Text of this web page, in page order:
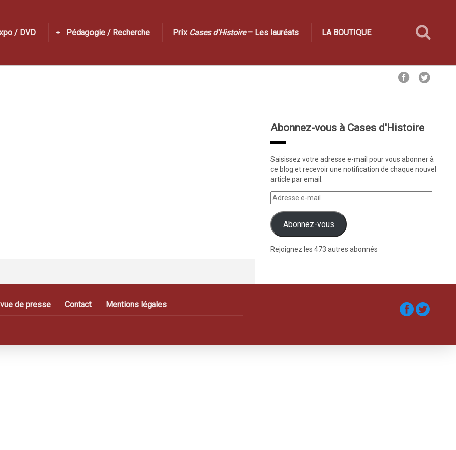
/ DVD Pédagogie / Recherche Prix Cases d’Histoire– Les lauréats LA BOUTIQUE
Abonnez-vous à Cases d'Histoire
Saisissez votre adresse e-mail pour vous abonner à
ce blog et recevoir une notification de chaque nouvel
article par email.
Abonnez-vous
Rejoignez les 473 autres abonnés
de presse Contact Mentions légales